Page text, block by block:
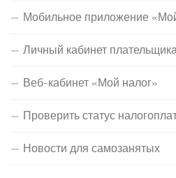
Мобильное приложение
Личный кабинет
Веб-кабинет «Мой налог»
Проверить статус
Новости для самозанятых